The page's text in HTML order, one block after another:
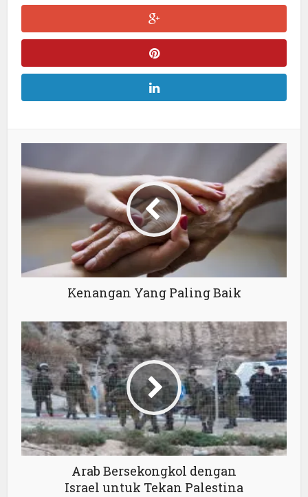
Kenangan Yang Paling Baik
Arab Bersekongkol dengan
Israel untuk Tekan Palestina